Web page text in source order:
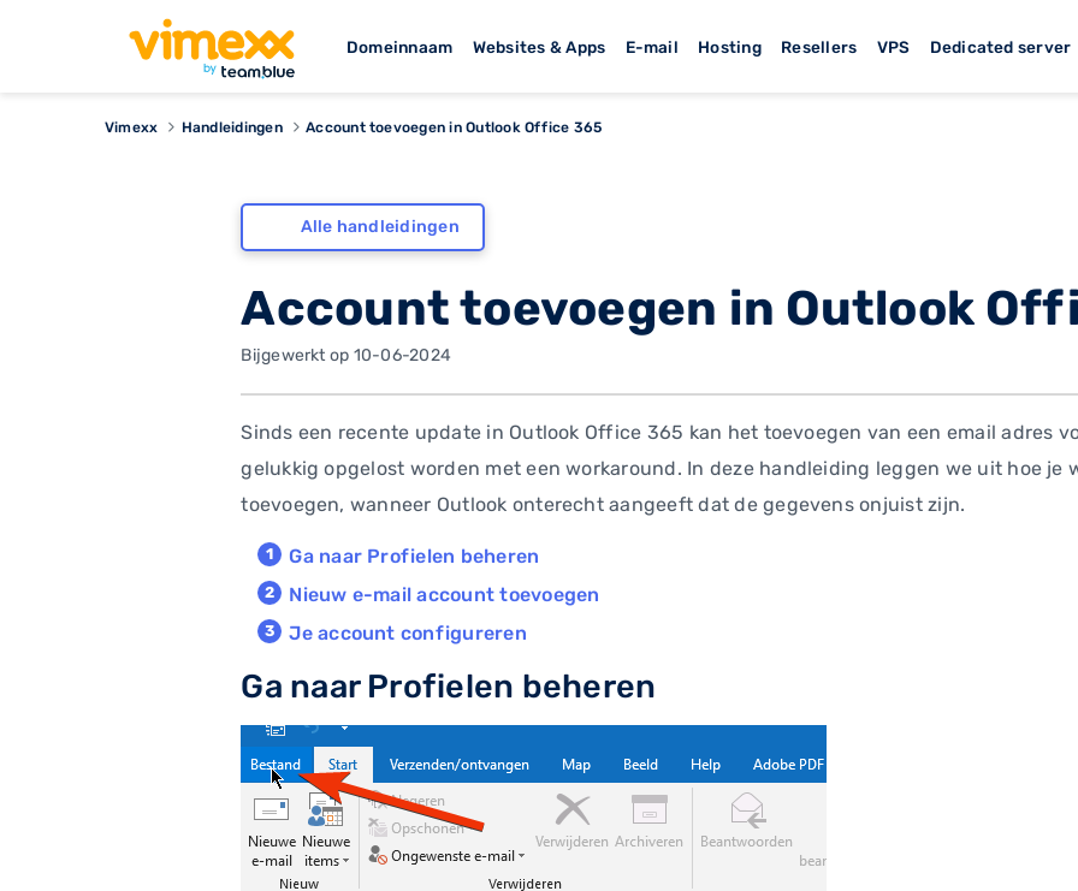
Domeinnaam Websites & Apps E-mail Hosting Resellers VPS Dedicated server
Vimexx Handleidingen Account toevoegen in Outlook Office 365
Alle handleidingen
Account toevoegen in Outlook
Bijgewerkt op 10-06-2024
Sinds een recente update in Outlook Office 365 kan het toevoegen van een email adres
gelukkig opgelost worden met een workaround. In deze handleiding leggen we uit hoe je
toevoegen, wanneer Outlook onterecht aangeeft dat de gegevens onjuist zijn.
Ga naar Profielen beheren
Nieuw e-mail account toevoegen
Je account configureren
Ga naar Profielen beheren